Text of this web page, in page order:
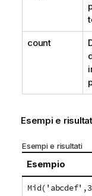
count
Esempi e
Esempi e risultati
Esempio